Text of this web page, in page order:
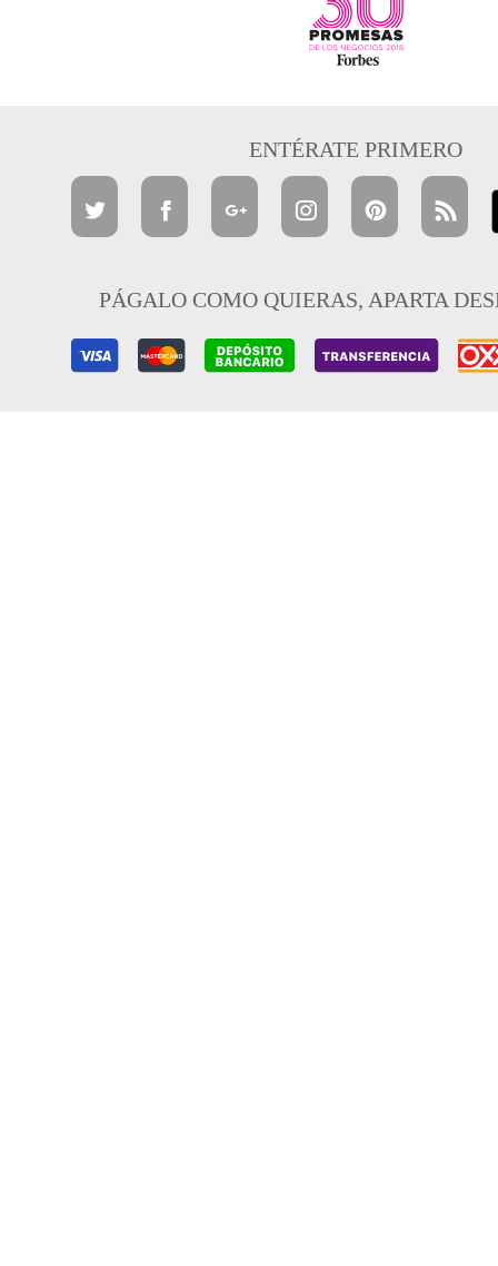
ENTÉRATE PRIMERO
PÁGALO COMO QUIERAS, APARTA